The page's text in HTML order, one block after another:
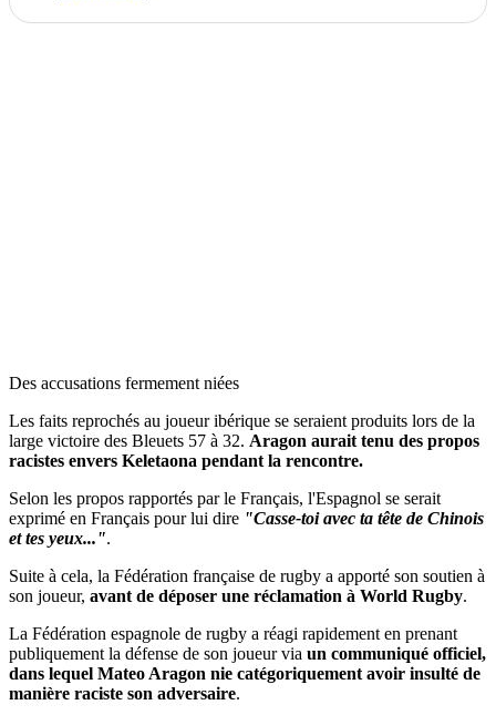
Des accusations fermement niées
Les faits reprochés au joueur ibérique se seraient produits lors de la
large victoire des Bleuets 57 à 32. Aragon aurait tenu des propos
racistes envers Keletaona pendant la rencontre.
Selon les propos rapportés par le Français, l'Espagnol se serait
exprimé en Français pour lui dire "Casse-toi avec ta tête de Chinois
et tes yeux...".
Suite à cela, la Fédération française de rugby a apporté son soutien à
son joueur, avant de déposer une réclamation à World Rugby.
La Fédération espagnole de rugby a réagi rapidement en prenant
publiquement la défense de son joueur via un communiqué officiel,
dans lequel Mateo Aragon nie catégoriquement avoir insulté de
manière raciste son adversaire.